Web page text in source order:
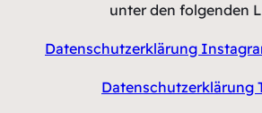
unter den folgenden
Datenschutzerklärung
Datenschutzerklärung